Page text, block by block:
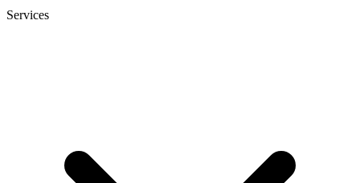
Services